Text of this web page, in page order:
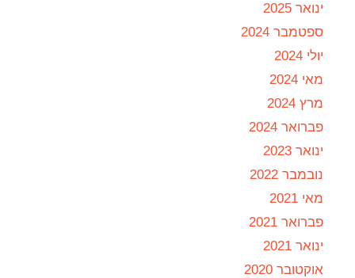
ינואר 2025
ספטמבר 2024
יולי 2024
מאי 2024
מרץ 2024
פברואר 2024
ינואר 2023
נובמבר 2022
מאי 2021
פברואר 2021
ינואר 2021
אוקטובר 2020